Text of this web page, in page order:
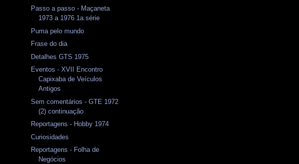
Passo a passo - Maçaneta
1973 a 1976 1a.série
Puma pelo mundo
Frase do dia
Detalhes GTS 1975
Eventos - XVII Encontro
Capixaba de Veículos
Antigos
Sem comentários - GTE 1972
(2) continuação
Reportagens - Hobby 1974
Curiosidades
Reportagens - Folha de
Negócios